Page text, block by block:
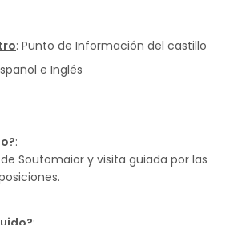
: Punto de Información del castillo
e Inglés
:
Soutomaior y visita guiada por las